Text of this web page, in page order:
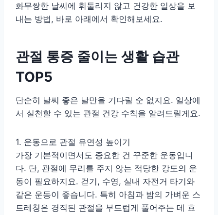
화무쌍한 날씨에 휘둘리지 않고 건강한 일상을 보
내는 방법, 바로 아래에서 확인해보세요.
관절 통증 줄이는 생활 습관
TOP5
단순히 날씨 좋은 날만을 기다릴 순 없지요. 일상에
서 실천할 수 있는 관절 건강 수칙을 알려드릴게요.
1. 운동으로 관절 유연성 높이기
가장 기본적이면서도 중요한 건 꾸준한 운동입니
다. 단, 관절에 무리를 주지 않는 적당한 강도의 운
동이 필요하지요. 걷기, 수영, 실내 자전거 타기와
같은 운동이 좋습니다. 특히 아침과 밤의 가벼운 스
트레칭은 경직된 관절을 부드럽게 풀어주는 데 효